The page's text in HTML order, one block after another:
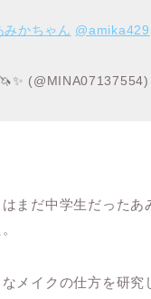
みかちゃん @amika429
まだ中学生だった
メイクの仕方を研究